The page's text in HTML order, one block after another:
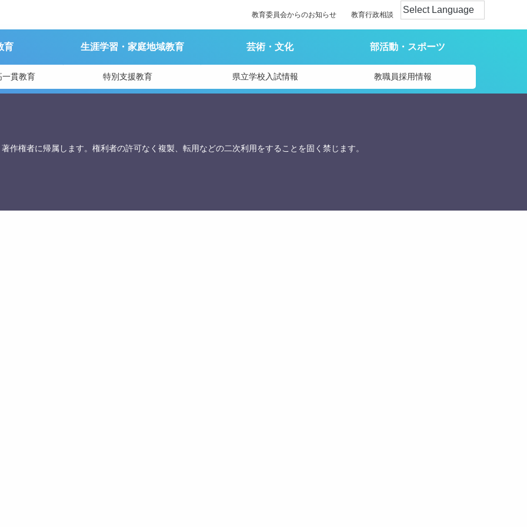
教育委員会からのお知らせ 教育行政相談
育 生涯学習・家庭地域教育 芸術・文化 部活動・スポーツ
一貫教育 特別支援教育 県立学校入試情報 教職員採用情報
総務課
作権者に帰属します。権利者の許可なく複製、転用などの二次利用をすることを固く禁じます。